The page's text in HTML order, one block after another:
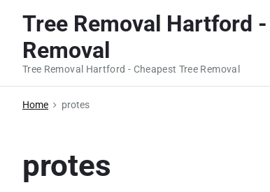
t
Tree Removal Hartford
Removal
Tree Removal Hartford - Cheapest Tree Removal
Home protes
protes